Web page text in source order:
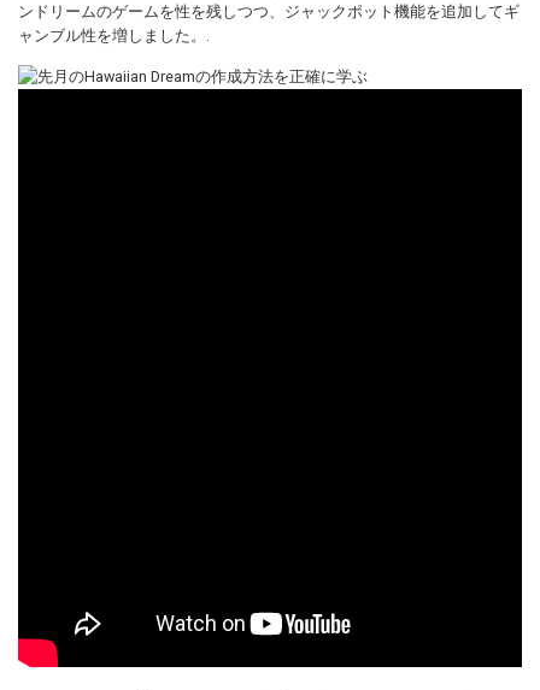
ンドリームのゲームを性を残しつつ、ジャックポット機能を追加してギ
ャンブル性を増しました。.